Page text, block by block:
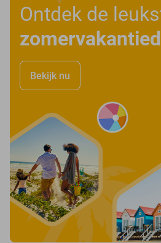
Ontdek de
Bekijk nu